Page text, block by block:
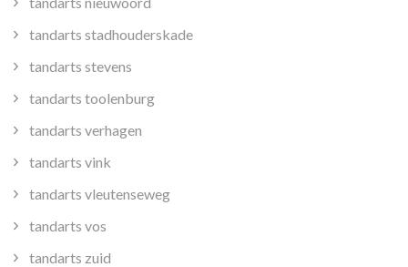
tandarts stadhouderskade
tandarts stevens
tandarts toolenburg
tandarts verhagen
tandarts vink
tandarts vleutenseweg
tandarts vos
tandarts zuid